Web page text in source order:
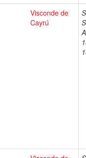
Visconde de
Cayrú